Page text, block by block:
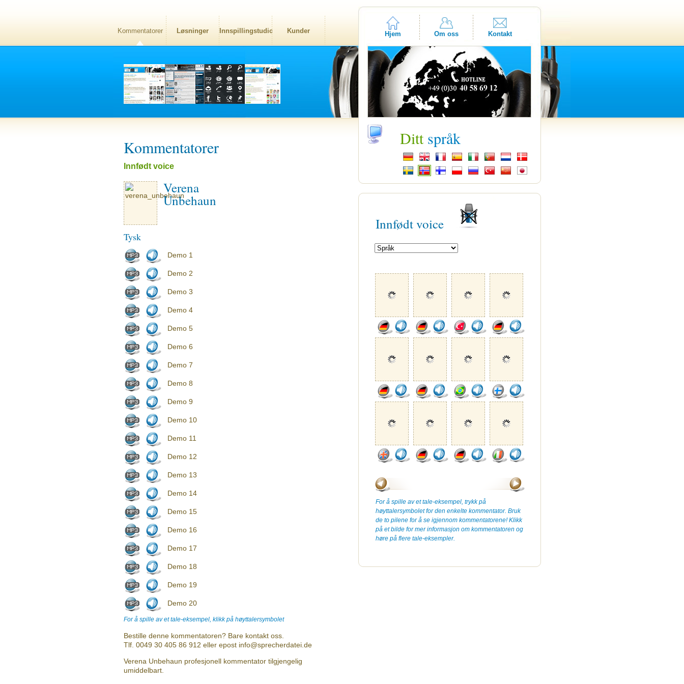
Kommentatorer Løsninger Innspillingstudio Kunder Hjem Om oss Kontakt
Kommentatorer
Innfødt voice
Verena
Unbehaun
Tysk
Demo 1
Demo 2
Demo 3
Demo 4
Demo 5
Demo 6
Demo 7
Demo 8
Demo 9
Demo 10
Demo 11
Demo 12
Demo 13
Demo 14
Demo 15
Demo 16
Demo 17
Demo 18
Demo 19
Demo 20
For å spille av et tale-eksempel, klikk på høyttalersymbolet
Bestille denne kommentatoren? Bare kontakt oss.
Tlf. 0049 30 405 86 912 eller epost info@sprecherdatei.de
Verena Unbehaun profesjonell kommentator tilgjengelig
umiddelbart.
Ditt språk
Innfødt voice
For å spille av et tale-eksempel, trykk på
høyttalersymbolet for den enkelte kommentator. Bruk
de to pilene for å se igjennom kommentatorene! Klikk
på et bilde for mer informasjon om kommentatoren og
høre på flere tale-eksempler.